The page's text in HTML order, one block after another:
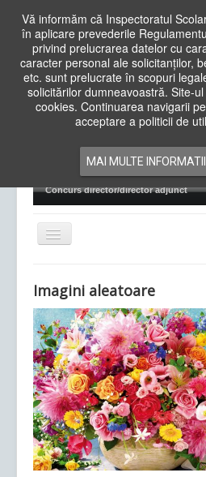
Vă informăm că Inspectoratul
în aplicare prevederile
privind prelucrarea datelor cu
caracter personal ale solicitanților,
etc. sunt prelucrate în scopuri
solicitărilor dumneavoastră. Site-
cookies. Continuarea navigarii
acceptare a politicii de
MAI MULTE INFORMATII
Cauta
in
siteAcasa Cadre Didactice
Examene Naționale
Concurs director/director adjunct
Comută
navigarea
Ultimele articole: Vi, 04.11.2022
Județean
Imagini aleatoare